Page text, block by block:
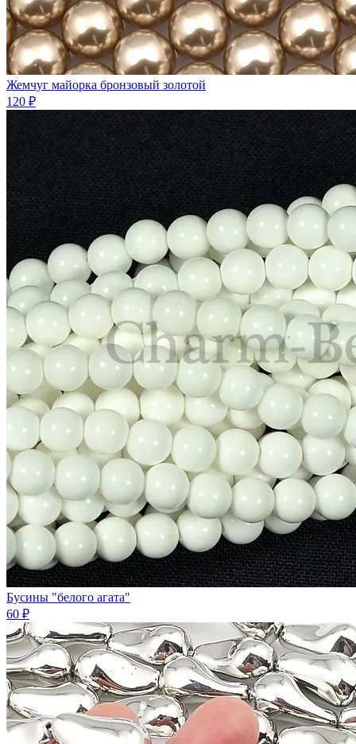
Жемчуг майорка бронзовый золотой
120 ₽
Бусины "белого агата"
60 ₽